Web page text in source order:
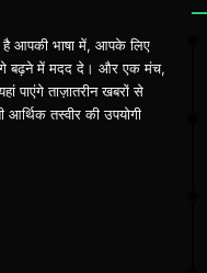
आपकी भाषा में, आपके लिए
बढ़ने में मदद दे। और एक मंच,
पाएंगे ताज़ातरीन खबरों से
तस्वीर की उपयोगी